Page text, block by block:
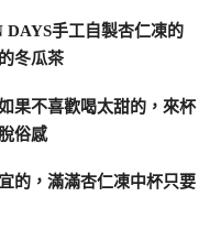
DAYS手工自製杏仁凍的
冬瓜茶
果不喜歡喝太甜的，來杯
俗感
的，滿滿杏仁凍中杯只要